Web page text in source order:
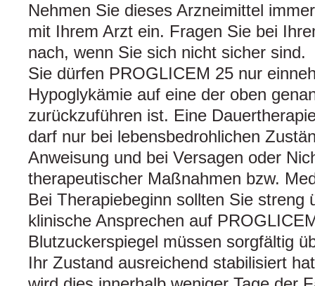
Nehmen Sie dieses Arzneimittel
mit Ihrem Arzt ein. Fragen Sie bei
nach, wenn Sie sich nicht sicher sind.
Sie dürfen PROGLICEM 25 nur
Hypoglykämie auf eine der oben
zurückzuführen ist. Eine
darf nur bei lebensbedrohlichen
Anweisung und bei Versagen oder
therapeutischer Maßnahmen bzw.
Bei Therapiebeginn sollten Sie streng
klinische Ansprechen auf
Blutzuckerspiegel müssen sorgfältig
Ihr Zustand ausreichend stabilisiert